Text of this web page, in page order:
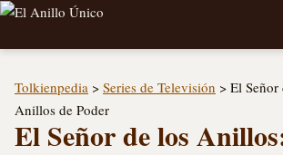
Noticias sobre Tolkien: El Señor de los Anillos, Los Anillos de
Tolkienpedia > Series de Televisión > El
Anillos de Poder
El Señor de los